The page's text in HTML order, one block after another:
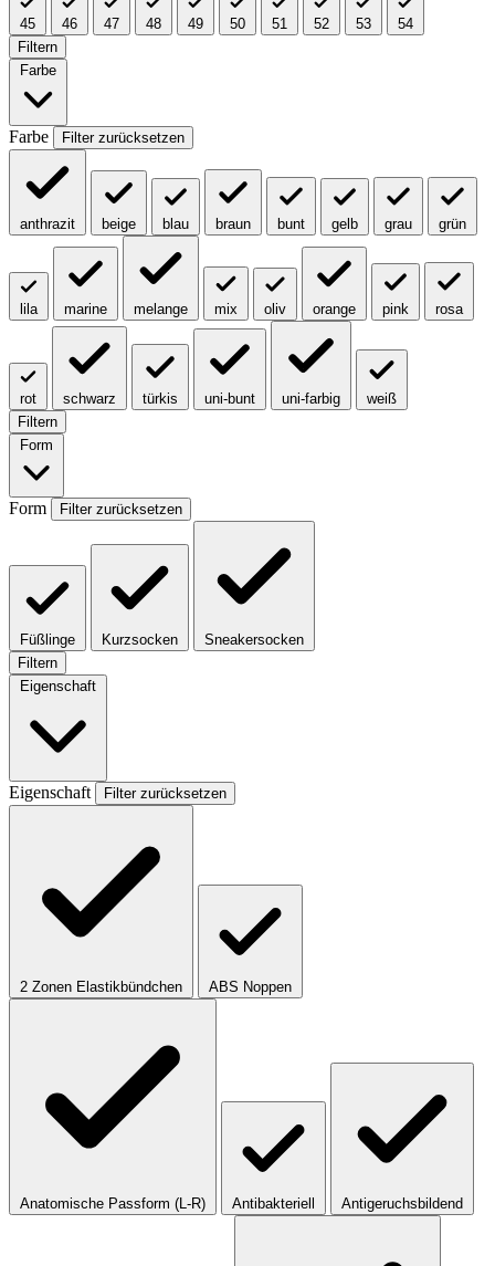
45 46 47 48 49 50 51 52 53
54
Filtern
Farbe
Farbe Filter zurücksetzen
anthrazit beige blau braun bunt gelb grau grün
lila marine melange mix oliv orange pink rosa
rot schwarz türkis uni-bunt uni-farbig
weiß
Filtern
Form
Form Filter zurücksetzen
Füßlinge Kurzsocken
Sneakersocken
Filtern
Eigenschaft
Eigenschaft Filter zurücksetzen
2 Zonen Elastikbündchen ABS Noppen
Anatomische Passform (L-R) Antibakteriell Antigeruchsbildend